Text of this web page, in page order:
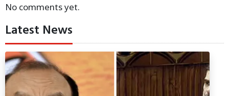
No comments yet.
Latest News